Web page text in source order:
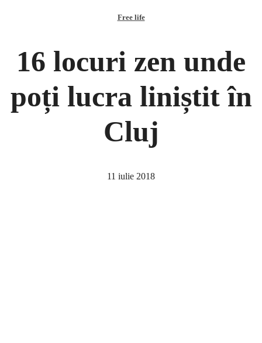
Free life
16 locuri zen unde
poți lucra liniștit în
Cluj
11 iulie 2018